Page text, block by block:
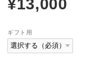
¥13,000
ギフト用